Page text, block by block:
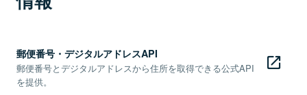
郵便番号・デジタルアドレスAPI
郵便番号とデジタルアドレスから住所を取得できる公式API
を提供。